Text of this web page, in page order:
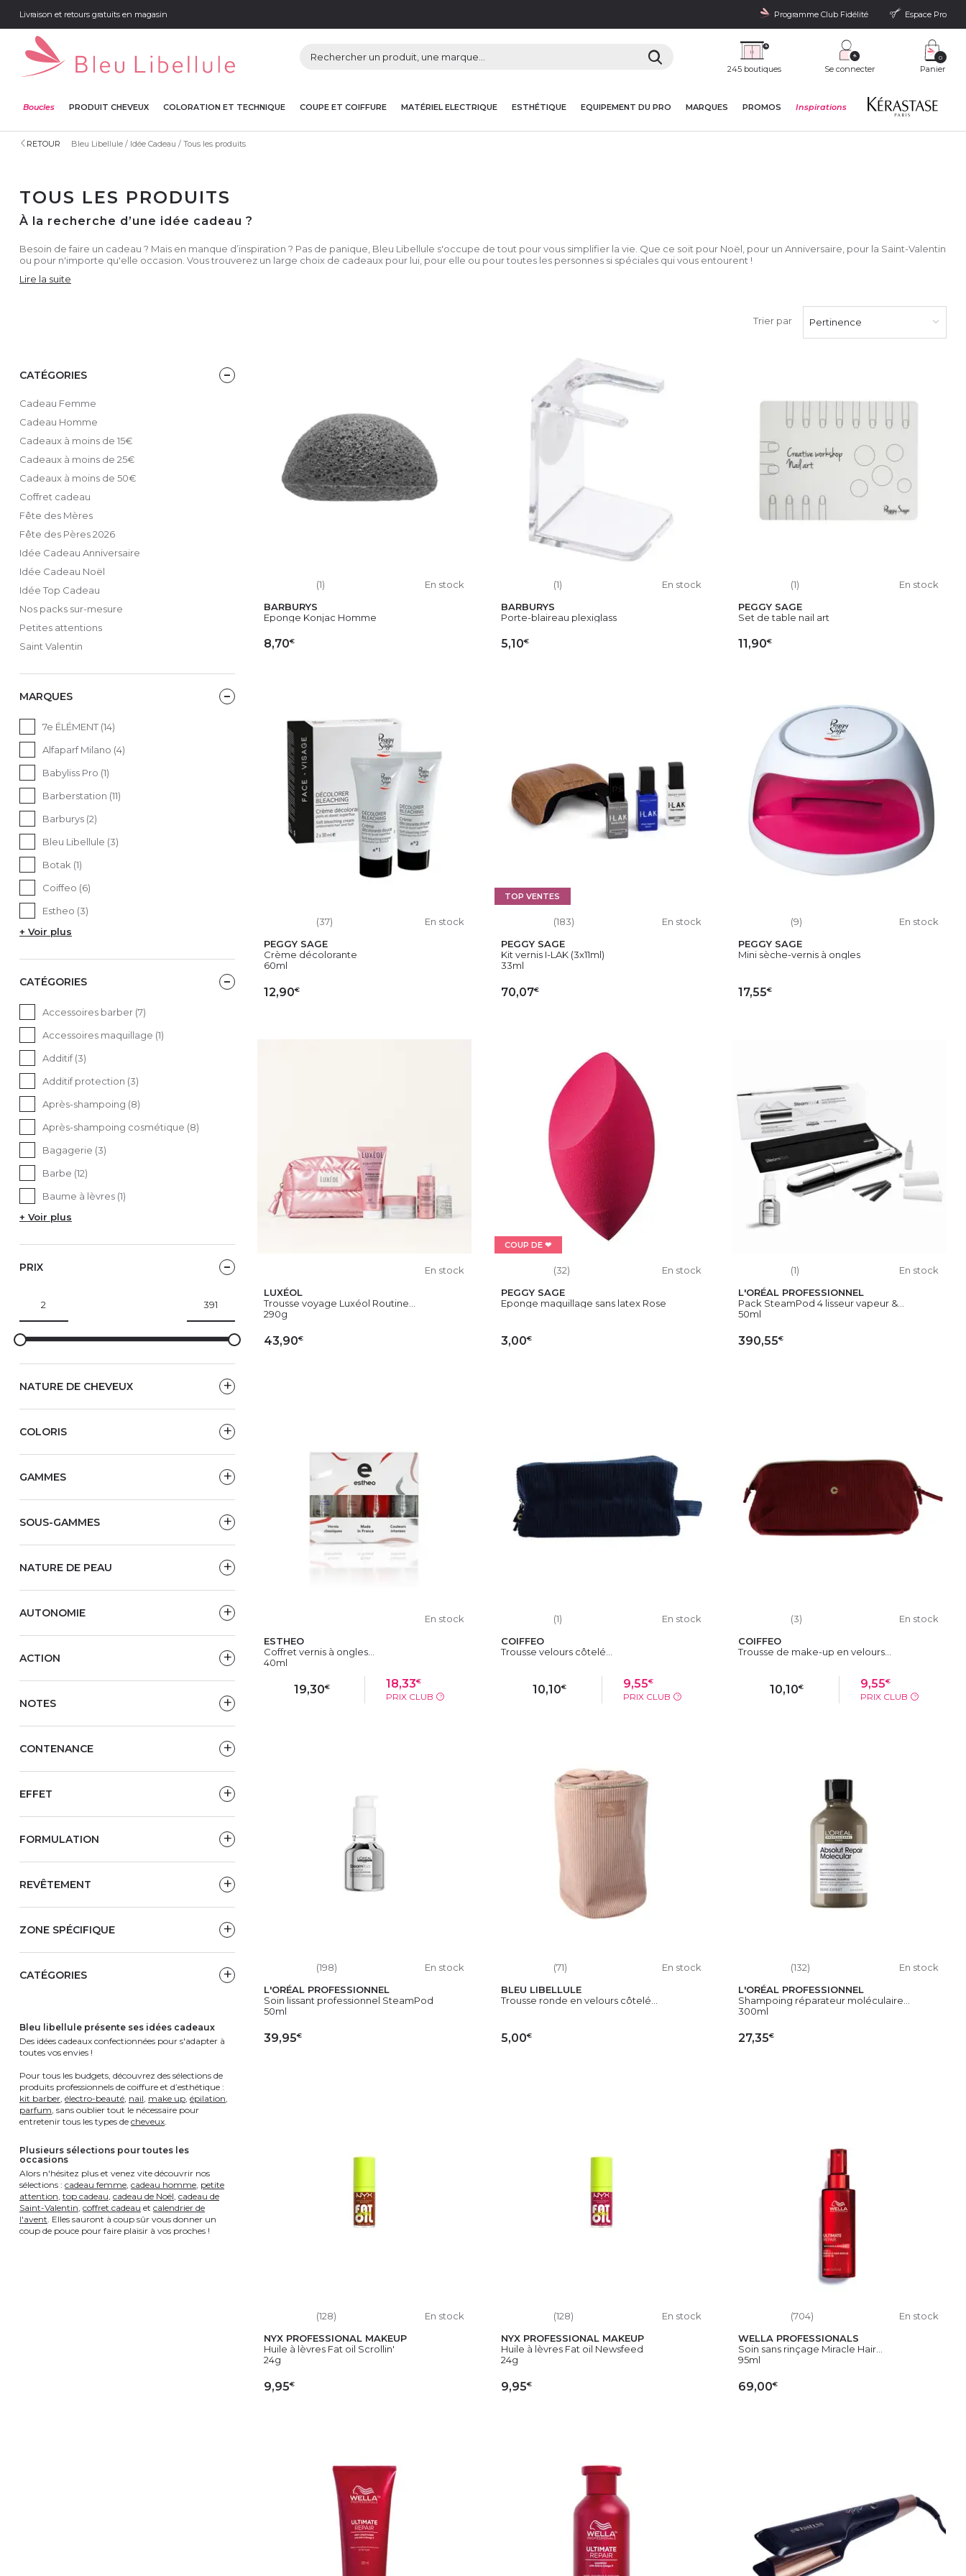
Livraison et retours gratuits en magasin Programme Club Fidélité Espace Pro
245 boutiques Se connecter Panier
0
Boucles PRODUIT CHEVEUX COLORATION ET TECHNIQUE COUPE ET COIFFURE MATÉRIEL ELECTRIQUE ESTHÉTIQUE EQUIPEMENT DU PRO MARQUES PROMOS Inspirations
RETOUR Bleu Libellule Idée Cadeau Tous les produits
TOUS LES PRODUITS
À la recherche d’une idée cadeau ?
Besoin de faire un cadeau ? Mais en manque d’inspiration ? Pas de panique, Bleu Libellule s'occupe de tout pour vous simplifier la vie. Que ce soit pour Noël, pour un Anniversaire, pour la Saint-Valentin
ou pour n'importe qu'elle occasion. Vous trouverez un large choix de cadeaux pour lui, pour elle ou pour toutes les personnes si spéciales qui vous entourent !
Lire la suite
Trier par Pertinence
(1)
En stock
BARBURYS
Eponge Konjac Homme
8,70€
(1)
En stock
BARBURYS
Porte-blaireau plexiglass
5,10€
(1)
En stock
PEGGY SAGE
Set de table nail art
11,90€
(37)
En stock
PEGGY SAGE
Crème décolorante
60ml
12,90€
TOP VENTES
(183)
En stock
PEGGY SAGE
Kit vernis I-LAK (3x11ml)
33ml
70,07€
(9)
En stock
PEGGY SAGE
Mini sèche-vernis à ongles
17,55€
En stock
LUXÉOL
Trousse voyage Luxéol Routine...
290g
43,90€
COUP DE ❤
(32)
En stock
PEGGY SAGE
Eponge maquillage sans latex Rose
3,00€
(1)
En stock
L'ORÉAL PROFESSIONNEL
Pack SteamPod 4 lisseur vapeur &...
50ml
390,55€
En stock
ESTHEO
Coffret vernis à ongles...
40ml
19,30€ 18,33€
PRIX CLUB ?
(1)
En stock
COIFFEO
Trousse velours côtelé...
10,10€ 9,55€
PRIX CLUB ?
(3)
En stock
COIFFEO
Trousse de make-up en velours...
10,10€ 9,55€
PRIX CLUB ?
(198)
En stock
L'ORÉAL PROFESSIONNEL
Soin lissant professionnel SteamPod
50ml
39,95€
(71)
En stock
BLEU LIBELLULE
Trousse ronde en velours côtelé...
5,00€
(132)
En stock
L'ORÉAL PROFESSIONNEL
Shampoing réparateur moléculaire...
300ml
27,35€
(128)
En stock
NYX PROFESSIONAL MAKEUP
Huile à lèvres Fat oil Scrollin'
24g
9,95€
(128)
En stock
NYX PROFESSIONAL MAKEUP
Huile à lèvres Fat oil Newsfeed
24g
9,95€
(704)
En stock
WELLA PROFESSIONALS
Soin sans rinçage Miracle Hair...
95ml
69,00€
CATÉGORIES
Cadeau Femme
Cadeau Homme
Cadeaux à moins de 15€
Cadeaux à moins de 25€
Cadeaux à moins de 50€
Coffret cadeau
Fête des Mères
Fête des Pères 2026
Idée Cadeau Anniversaire
Idée Cadeau Noël
Idée Top Cadeau
Nos packs sur-mesure
Petites attentions
Saint Valentin
MARQUES
7e ÉLÉMENT (14)
Alfaparf Milano (4)
Babyliss Pro (1)
Barberstation (11)
Barburys (2)
Bleu Libellule (3)
Botak (1)
Coiffeo (6)
Estheo (3)
+ Voir plus
CATÉGORIES
Accessoires barber (7)
Accessoires maquillage (1)
Additif (3)
Additif protection (3)
Après-shampoing (8)
Après-shampoing cosmétique (8)
Bagagerie (3)
Barbe (12)
Baume à lèvres (1)
+ Voir plus
PRIX
NATURE DE CHEVEUX
COLORIS
GAMMES
SOUS-GAMMES
NATURE DE PEAU
AUTONOMIE
ACTION
NOTES
CONTENANCE
EFFET
FORMULATION
REVÊTEMENT
ZONE SPÉCIFIQUE
CATÉGORIES
bleu libellule présente ses idées cadeaux
Des idées cadeaux confectionnées pour s'adapter à
toutes vos envies !
Pour tous les budgets, découvrez des sélections de
produits professionnels de coiffure et d’esthétique :
kit barber électro-beauté nail make up épilation
parfum , sans oublier tout le nécessaire pour
entretenir tous les types de cheveux
plusieurs sélections pour toutes les
occasions
Alors n'hésitez plus et venez vite découvrir nos
sélections : cadeau femme cadeau homme petite
attention top cadeau cadeau de Noël cadeau de
Saint-Valentin coffret cadeau et calendrier de
l'avent . Elles sauront à coup sûr vous donner un
coup de pouce pour faire plaisir à vos proches !